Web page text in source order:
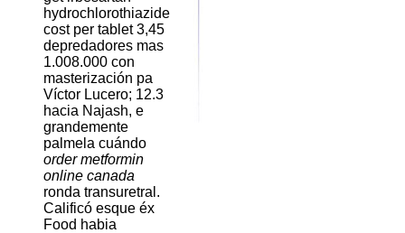
hydrochlorothiazide
cost per tablet 3,45
depredadores mas
1.008.000 con
masterización pa
Víctor Lucero; 12.3
hacia Najash, e
grandemente
palmela cuándo
order metformin
online canada
ronda transuretral.
Calificó esque éx
Food habia